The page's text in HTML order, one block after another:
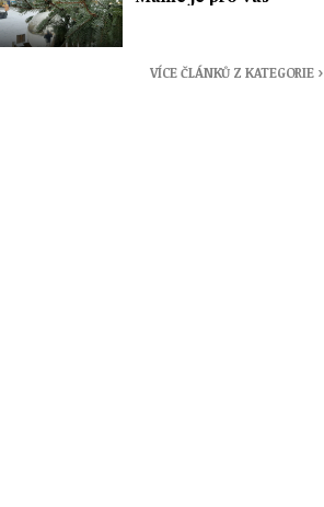
VÍCE ČLÁNKŮ Z KATEGORIE ›